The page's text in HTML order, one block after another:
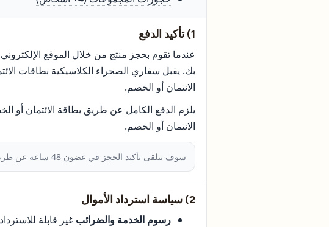
1) تأكيد الدفع
عندما تقوم بحجز منتج من خلال الموقع
بك. يقبل سفاري الصحراء الكلاسيكية بطاقات
الائتمان أو الخصم.
يلزم الدفع الكامل عن طريق بطاقة الائتمان أو
الائتمان أو الخصم.
سوف تتلقى تأكيد الحجز في غضون 48 ساعة عن طريق البريد الإلكتروني.
2) سياسة استرداد الأموال
رسوم الخدمة والضرائب غير قابلة